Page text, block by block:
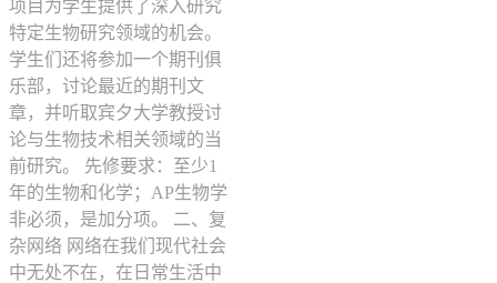
项目为学生提供了深入研究
特定生物研究领域的机会。
学生们还将参加一个期刊俱
乐部，讨论最近的期刊文
章，并听取宾夕大学教授讨
论与生物技术相关领域的当
前研究。 先修要求：至少1
年的生物和化学；AP生物学
非必须，是加分项。 二、复
杂网络 网络在我们现代社会
中无处不在，在日常生活中